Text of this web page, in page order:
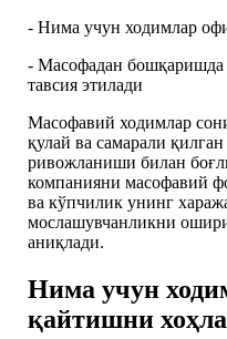
- Нима учун ходимлар
- Масофадан
тавсия этилади
Масофавий ходимлар
қулай ва самарали
ривожланиши билан
компанияни масофавий
ва кўпчилик унинг
мослашувчанликни
аниқлади.
Нима учун
қайтишни